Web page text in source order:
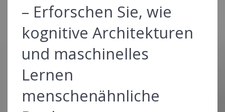
– Erforschen Sie, wie
kognitive Architekturen
und maschinelles
Lernen
menschenähnliche